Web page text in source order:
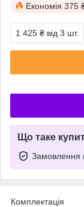
Економія 375
1 425 ₴ від 3 шт.
Що таке
Замовлення
Комплектація